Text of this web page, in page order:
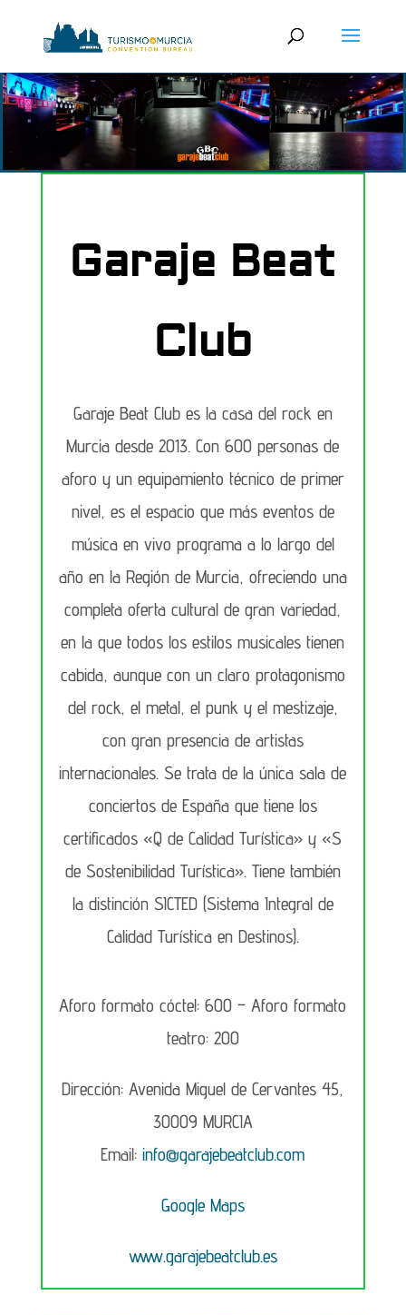
Garaje Beat
Club
Garaje Beat Club es la casa del rock en
Murcia desde 2013. Con 600 personas de
aforo y un equipamiento técnico de primer
nivel, es el espacio que más eventos de
música en vivo programa a lo largo del
año en la Región de Murcia, ofreciendo una
completa oferta cultural de gran variedad,
en la que todos los estilos musicales tienen
cabida, aunque con un claro protagonismo
del rock, el metal, el punk y el mestizaje,
con gran presencia de artistas
internacionales. Se trata de la única sala de
conciertos de España que tiene los
certificados «Q de Calidad Turística» y «S
de Sostenibilidad Turística». Tiene también
la distinción SICTED (Sistema Integral de
Calidad Turística en Destinos).
Aforo formato cóctel: 600 –Aforo formato
teatro: 200
Dirección: Avenida Miguel de Cervantes 45,
30009 MURCIA
Email:info@garajebeatclub.com
Google Maps
www.garajebeatclub.es